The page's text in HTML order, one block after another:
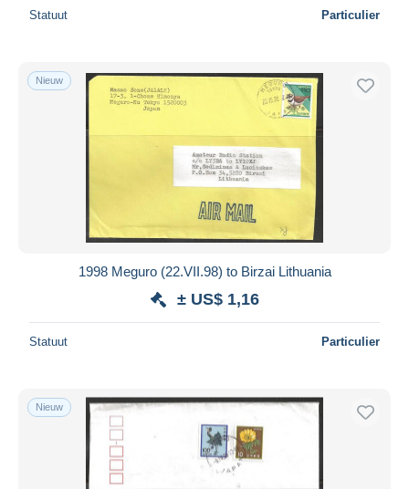
Statuut Particulier
Nieuw
1998 Meguro (22.VII.98) to Birzai Lithuania
± US$ 1,16
Statuut Particulier
Nieuw